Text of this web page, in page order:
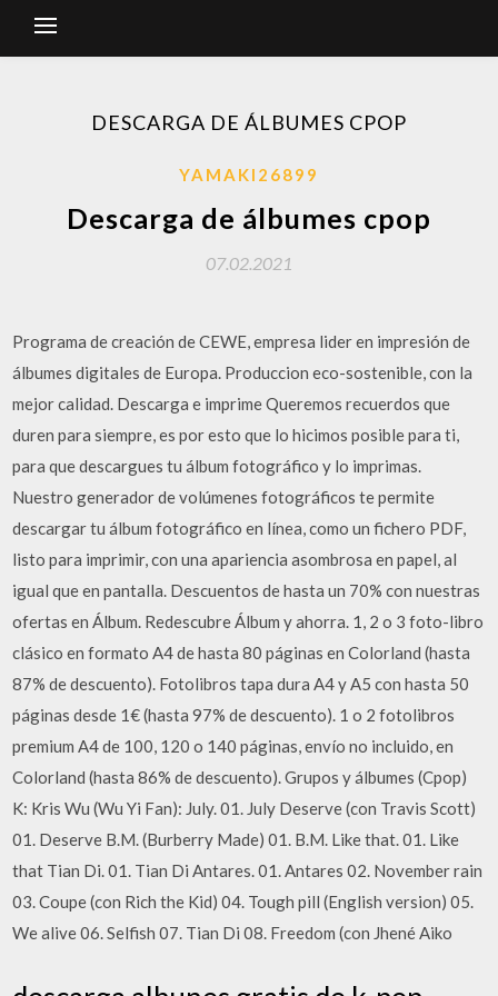
DESCARGA DE ÁLBUMES CPOP
YAMAKI26899
Descarga de álbumes cpop
07.02.2021
Programa de creación de CEWE, empresa lider en impresión de
álbumes digitales de Europa. Produccion eco-sostenible, con la
mejor calidad. Descarga e imprime Queremos recuerdos que
duren para siempre, es por esto que lo hicimos posible para ti,
para que descargues tu álbum fotográfico y lo imprimas.
Nuestro generador de volúmenes fotográficos te permite
descargar tu álbum fotográfico en línea, como un fichero PDF,
listo para imprimir, con una apariencia asombrosa en papel, al
igual que en pantalla. Descuentos de hasta un 70% con nuestras
ofertas en Álbum. Redescubre Álbum y ahorra. 1, 2 o 3 foto-libro
clásico en formato A4 de hasta 80 páginas en Colorland (hasta
87% de descuento). Fotolibros tapa dura A4 y A5 con hasta 50
páginas desde 1€ (hasta 97% de descuento). 1 o 2 fotolibros
premium A4 de 100, 120 o 140 páginas, envío no incluido, en
Colorland (hasta 86% de descuento). Grupos y álbumes (Cpop)
K: Kris Wu (Wu Yi Fan): July. 01. July Deserve (con Travis Scott)
01. Deserve B.M. (Burberry Made) 01. B.M. Like that. 01. Like
that Tian Di. 01. Tian Di Antares. 01. Antares 02. November rain
03. Coupe (con Rich the Kid) 04. Tough pill (English version) 05.
We alive 06. Selfish 07. Tian Di 08. Freedom (con Jhené Aiko